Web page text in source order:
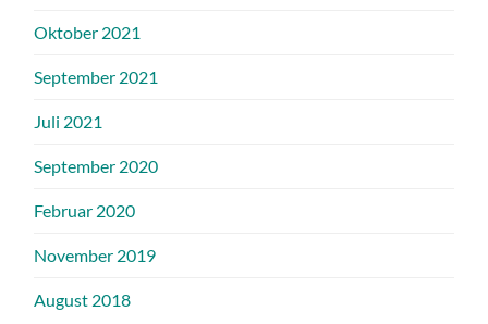
Oktober 2021
September 2021
Juli 2021
September 2020
Februar 2020
November 2019
August 2018